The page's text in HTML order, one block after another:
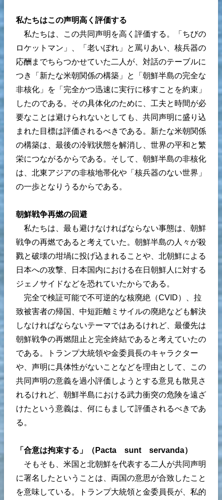
私たちはこの声明高く評価する
私たちは、この共同声明を高く評価する。「ちびの
ロケットマン」、「老いぼれ」と罵りあい、核兵器の
応酬までちらつかせていた二人が、対話のテーブルに
つき「新たな米朝関係の構築」と「朝鮮半島の完全な
非核化」を「完全かつ迅速に実行に移すことを約束」
したのである。その具体化のために、工夫と時間が必
要なことは避けられないとしても、共同声明に盛り込
まれた目標は評価されるべきである。新たな米朝関係
の構築は、最後の冷戦状態を解消し、世界の平和と繁
栄につながるからである。そして、朝鮮半島の非核化
は、北東アジアの非核地帯化や「核兵器のない世界」
の一歩となりうるからである。
朝鮮戦争再燃の回避
私たちは、最も避けなければならない事態は、朝鮮
戦争の再燃であると考えていた。朝鮮半島の人々が殺
戮と破壊の坩堝に投げ込まれることや、北朝鮮による
日本への攻撃、日本国内における在日朝鮮人に対する
ジェノサイドなどを恐れていたからである。
完全で検証可能で不可逆的な核廃絶（CVID）、拉
致被害者の帰国、中短距離ミサイルの廃絶なども解決
しなければならないテーマではあるけれど、最優先は
朝鮮戦争の再燃阻止と完全終結であると考えていたの
である。トランプ大統領や金委員長のキャラクター
や、声明に具体性がないことなどを理由として、この
共同声明の意義を過小評価しようとする意見も散見さ
れるけれど、朝鮮半島における武力衝突の危険を遠ざ
けたという意義は、何にもまして評価されるべきであ
る。
「合意は拘束する」（Pacta sunt servanda）
そもそも、米国と北朝鮮を代表する二人が共同声明
に署名したということは、両国の意思が合致したこと
を意味している。トランプ大統領と金委員長が、私的